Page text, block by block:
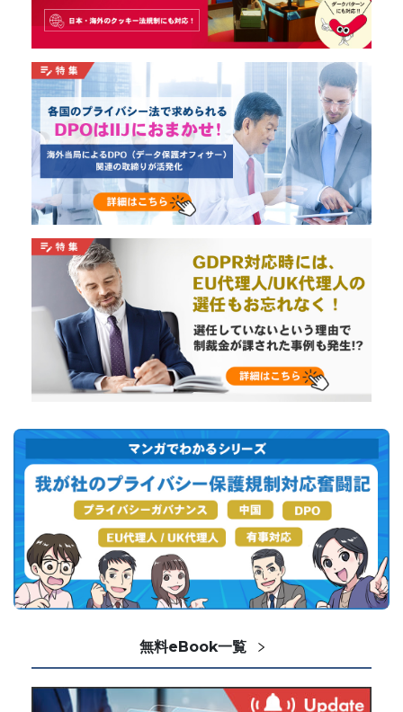
無料eBook一覧